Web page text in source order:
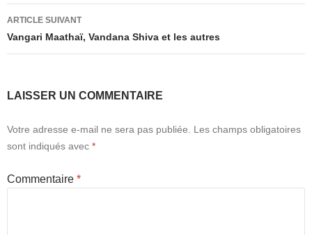
articles
ARTICLE SUIVANT
Vangari Maathaï, Vandana Shiva et les autres
LAISSER UN COMMENTAIRE
Votre adresse e-mail ne sera pas publiée.
Les champs obligatoires
sont indiqués avec *
Commentaire *